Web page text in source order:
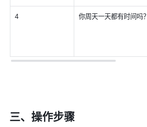
4 你周天一天都有时间吗？
三、操作步骤